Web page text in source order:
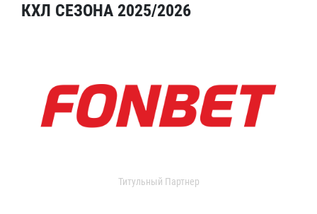
КХЛ СЕЗОНА 2025/2026
Титульный Партнер